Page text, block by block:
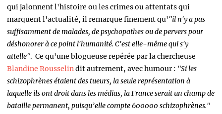
qui jalonnent l'histoire ou les crimes ou attentats qui
marquent l'actualité, il remarque finement qu'"il n'y a pas
suffisamment de malades, de psychopathes ou de pervers pour
déshonorer à ce point l'humanité. C'est elle-même qui s'y
attelle". Ce qu'une blogueuse repérée par la chercheuse
Blandine Rousselindit autrement, avec humour : "Si les
schizophrènes étaient des tueurs, la seule représentation à
laquelle ils ont droit dans les médias, la France serait un champ de
bataille permanent, puisqu’elle compte 600000 schizophrènes."